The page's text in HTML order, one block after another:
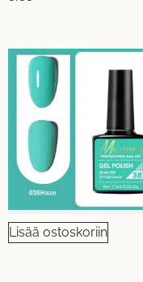
Lisää ostoskoriin